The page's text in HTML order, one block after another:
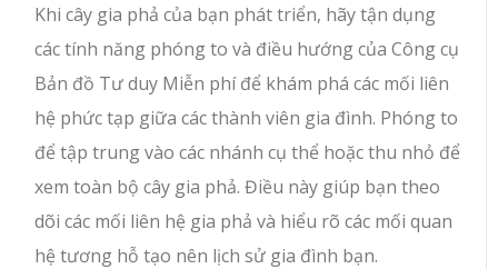
Khi cây gia phả của bạn phát triển, hãy tận dụng
các tính năng phóng to và điều hướng của Công cụ
Bản đồ Tư duy Miễn phí để khám phá các mối liên
hệ phức tạp giữa các thành viên gia đình. Phóng to
để tập trung vào các nhánh cụ thể hoặc thu nhỏ để
xem toàn bộ cây gia phả. Điều này giúp bạn theo
dõi các mối liên hệ gia phả và hiểu rõ các mối quan
hệ tương hỗ tạo nên lịch sử gia đình bạn.